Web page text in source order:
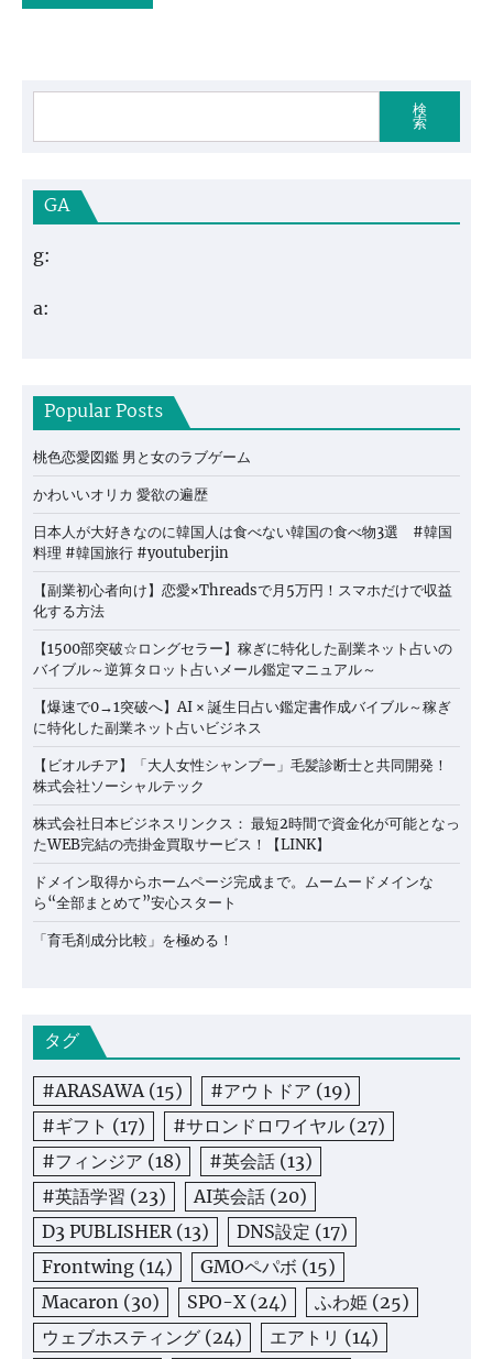
検
索
GA
g:
a:
Popular Posts
桃色恋愛図鑑 男と女のラブゲーム
かわいいオリカ 愛欲の遍歴
日本人が大好きなのに韓国人は食べない韓国の食べ物3選 #韓国
料理 #韓国旅行 #youtuberjin
【副業初心者向け】恋愛×Threadsで月5万円！スマホだけで収益
化する方法
【1500部突破☆ロングセラー】稼ぎに特化した副業ネット占いの
バイブル～逆算タロット占いメール鑑定マニュアル～
【爆速で0→1突破へ】AI × 誕生日占い鑑定書作成バイブル～稼ぎ
に特化した副業ネット占いビジネス
【ビオルチア】「大人女性シャンプー」毛髪診断士と共同開発！
株式会社ソーシャルテック
株式会社日本ビジネスリンクス： 最短2時間で資金化が可能となっ
たWEB完結の売掛金買取サービス！【LINK】
ドメイン取得からホームページ完成まで。ムームードメインな
ら“全部まとめて”安心スタート
「育毛剤成分比較」を極める！
タグ
#ARASAWA (15) #アウトドア (19)
#ギフト (17) #サロンドロワイヤル (27)
#フィンジア (18) #英会話 (13)
#英語学習 (23) AI英会話 (20)
D3 PUBLISHER (13) DNS設定 (17)
Frontwing (14) GMOペパボ (15)
Macaron (30) SPO-X (24) ふわ姫 (25)
ウェブホスティング (24) エアトリ (14)